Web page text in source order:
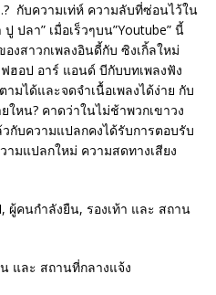
กับความเท่ห์ ความลับที่ซ่อนไว้ใน
ปลา” เมื่อเร็วๆบน”Youtube” นี้
งสาวกเพลงอินดี้กับ ซิงเกิ้ลใหม่
ฮอป อาร์ แอนด์ บีกับบทเพลงฟัง
มได้และจดจำเนื้อเพลงได้ง่าย กับ
ใหน? คาดว่าในไม่ช้าพวกเขาวง
กับความแปลกคงได้รับการตอบรับ
มแปลกใหม่ ความสดทางเสียง